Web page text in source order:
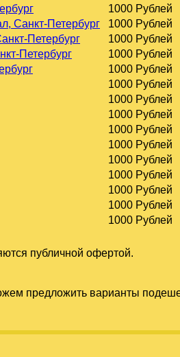
1000 Рублей
Санкт-Петербург
1000 Рублей
Петербург
1000 Рублей
Петербург
1000 Рублей
1000 Рублей
1000 Рублей
1000 Рублей
1000 Рублей
1000 Рублей
1000 Рублей
1000 Рублей
1000 Рублей
1000 Рублей
1000 Рублей
1000 Рублей
публичной офертой.
предложить варианты